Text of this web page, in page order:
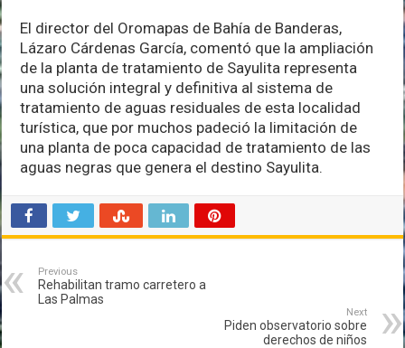
El director del Oromapas de Bahía de Banderas,
Lázaro Cárdenas García, comentó que la ampliación
de la planta de tratamiento de Sayulita representa
una solución integral y definitiva al sistema de
tratamiento de aguas residuales de esta localidad
turística, que por muchos padeció la limitación de
una planta de poca capacidad de tratamiento de las
aguas negras que genera el destino Sayulita.
Previous
Rehabilitan tramo carretero a
Las Palmas
Next
Piden observatorio sobre
derechos de niños